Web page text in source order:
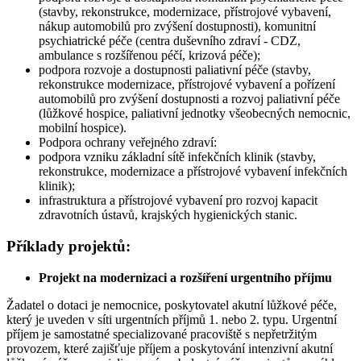
(stavby, rekonstrukce, modernizace, přístrojové vybavení,
nákup automobilů pro zvýšení dostupnosti), komunitní
psychiatrické péče (centra duševního zdraví - CDZ,
ambulance s rozšířenou péčí, krizová péče);
podpora rozvoje a dostupnosti paliativní péče (stavby,
rekonstrukce modernizace, přístrojové vybavení a pořízení
automobilů pro zvýšení dostupnosti a rozvoj paliativní péče
(lůžkové hospice, paliativní jednotky všeobecných nemocnic,
mobilní hospice).
Podpora ochrany veřejného zdraví:
podpora vzniku základní sítě infekčních klinik (stavby,
rekonstrukce, modernizace a přístrojové vybavení infekčních
klinik);
infrastruktura a přístrojové vybavení pro rozvoj kapacit
zdravotních ústavů, krajských hygienických stanic.
Příklady projektů:
Projekt na modernizaci a rozšíření urgentního příjmu
Žadatel o dotaci je nemocnice, poskytovatel akutní lůžkové péče,
který je uveden v síti urgentních příjmů 1. nebo 2. typu. Urgentní
příjem je samostatné specializované pracoviště s nepřetržitým
provozem, které zajišťuje příjem a poskytování intenzivní akutní